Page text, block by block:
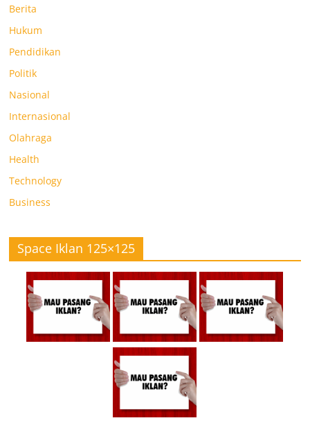
Berita
Hukum
Pendidikan
Politik
Nasional
Internasional
Olahraga
Health
Technology
Business
Space Iklan 125×125